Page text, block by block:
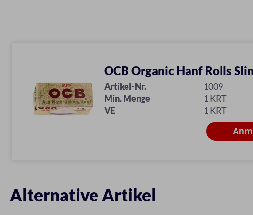
OCB Organic Hanf Rolls
Artikel-Nr.
1009
Min. Menge
1 KRT
VE
1 KRT
Alternative Artikel